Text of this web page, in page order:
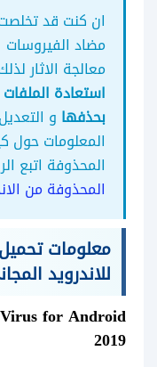
ان كنت قد
مضاد الفيروسات
معالجة الاثار
استعادة
بحذفها و
المعلومات حول
المحذوفة اتبع
المحذوفة من
معلومات
للاندرويد
for Android
2019